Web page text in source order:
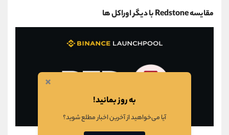
مقایسه Redstone با دیگر اوراکل ها
×
به روز بمانید!
آیا می‌خواهید از آخرین اخبار مطلع شوید؟